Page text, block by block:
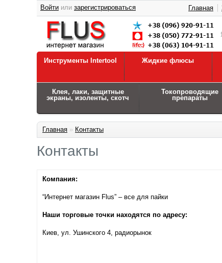
Войти или зарегистрироваться Главная
Инструменты Intertool Жидкие флюсы
Клея, лаки, защитные
экраны, изоленты, скотч
Токопроводящие
препараты
Главная » Контакты
Контакты
Компания:
“Интернет магазин Flus” – все для пайки
Наши торговые точки находятся по адресу:
Киев, ул. Ушинского 4, радиорынок